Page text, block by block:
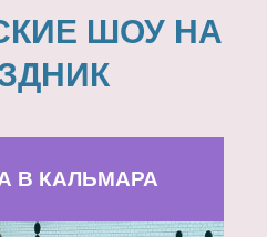
ШОУ НА
В КАЛЬМАРА